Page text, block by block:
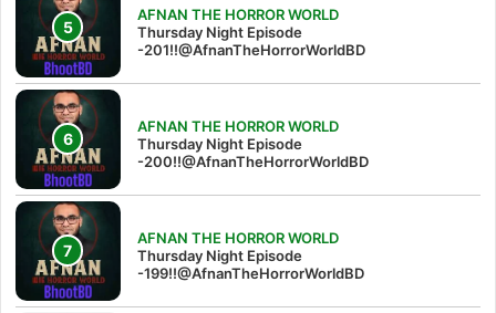
AFNAN THE HORROR WORLD
Thursday Night Episode
-201!!@AfnanTheHorrorWorldBD
AFNAN THE HORROR WORLD
Thursday Night Episode
-200!!@AfnanTheHorrorWorldBD
AFNAN THE HORROR WORLD
Thursday Night Episode
-199!!@AfnanTheHorrorWorldBD